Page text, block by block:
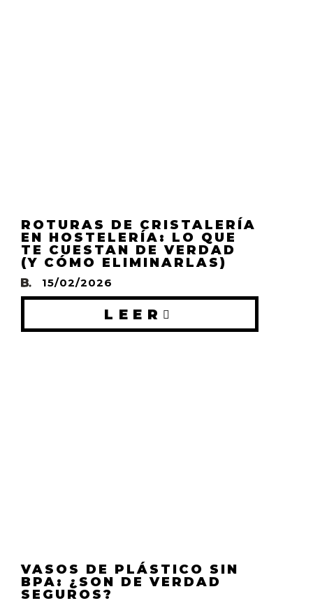
ROTURAS DE CRISTALERÍA
EN HOSTELERÍA: LO QUE
TE CUESTAN DE VERDAD
(Y CÓMO ELIMINARLAS)
15/02/2026
LEER
VASOS DE PLÁSTICO SIN
BPA: ¿SON DE VERDAD
SEGUROS?